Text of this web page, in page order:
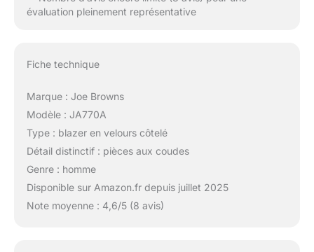
évaluation pleinement représentative
Fiche technique
Marque : Joe Browns
Modèle : JA770A
Type : blazer en velours côtelé
Détail distinctif : pièces aux coudes
Genre : homme
Disponible sur Amazon.fr depuis juillet 2025
Note moyenne : 4,6/5 (8 avis)